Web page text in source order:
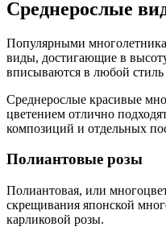
Среднерослые
Популярными
виды, достигающие в
вписываются в любой
Среднерослые красивые
цветением отлично
композиций и отдельных
Полиантовые розы
Полиантовая, или
скрещивания японской
карликовой розы.